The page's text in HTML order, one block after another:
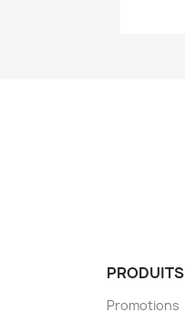
PRODUITS
Promotions